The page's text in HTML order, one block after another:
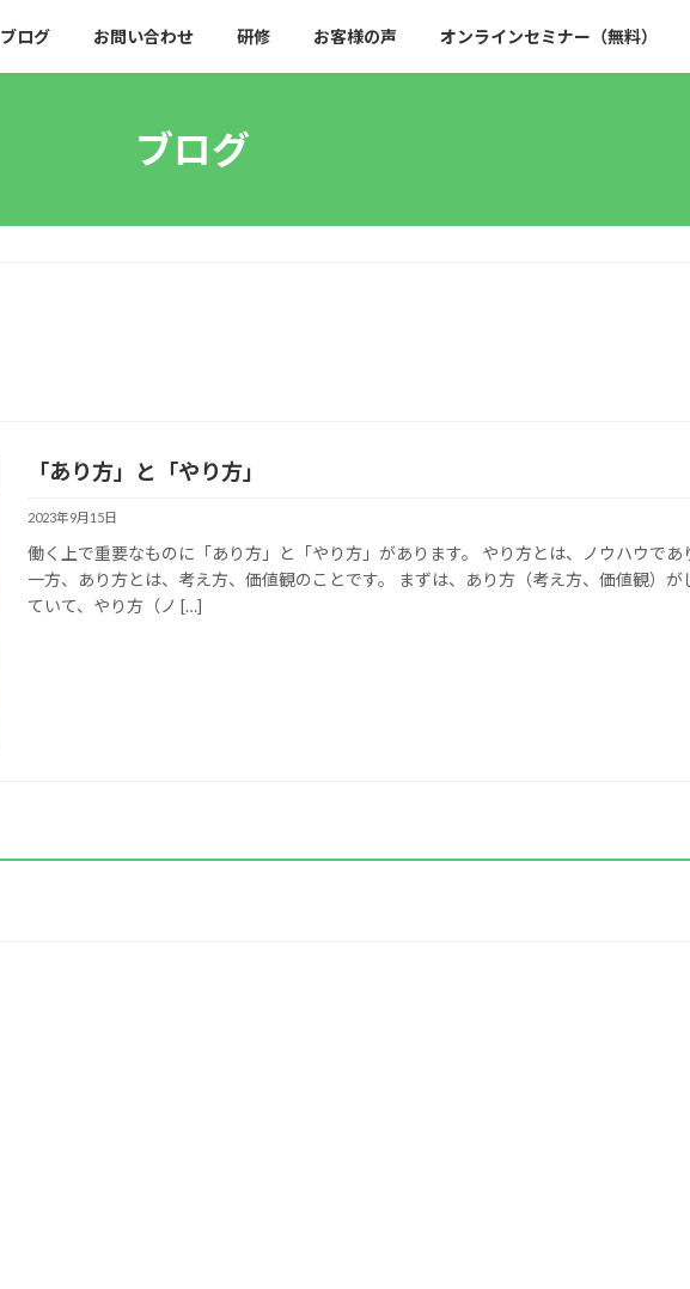
ブログ お問い合わせ 研修 お客様の声 オンラインセミナー（無料）
ブログ
「あり方」と「やり方」
2023年9月15日
働く上で重要なものに「あり方」と「やり方」があります。 やり方とは、ノウハウであ
一方、あり方とは、考え方、価値観のことです。 まずは、あり方（考え方、価値観）が
ていて、やり方（ノ […]